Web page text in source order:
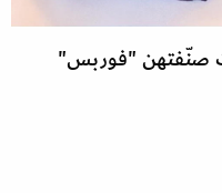
صنّفتهن "فوربس"